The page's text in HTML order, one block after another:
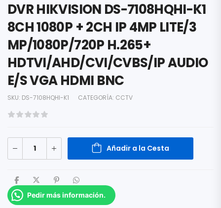
DVR HIKVISION DS-7108HQHI-K1
8CH 1080P + 2CH IP 4MP LITE/3
MP/1080P/720P H.265+
HDTVI/AHD/CVI/CVBS/IP AUDIO
E/S VGA HDMI BNC
SKU: DS-7108HQHI-K1 CATEGORÍA: CCTV
Añadir a la Cesta
Pedir más información.